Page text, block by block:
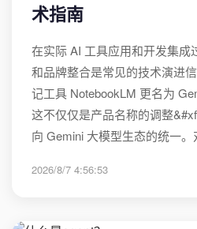
术指南
在实际 AI 工具应用和开发集成
和品牌整合是常见的技术演进
记工具 NotebookLM 更名为
这不仅仅是产品名称的调整
向 Gemini 大模型生态的统一
2026/8/7 4:56:53